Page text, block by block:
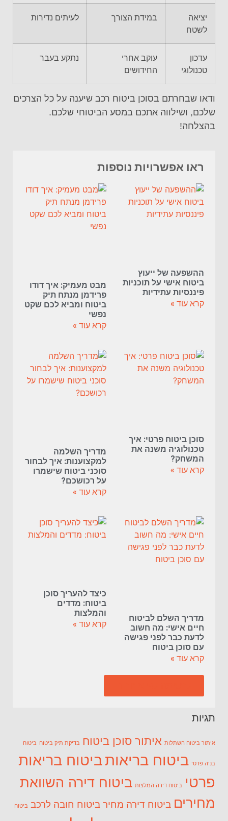
יציאה
לשטח
במידת הצורך לעיתים נדירות
עדכון
טכנולוגי
עוקב אחרי
החידושים
נתקע בעבר
ודאו שבחרתם בסוכן ביטוח רכב שיענה על כל הצרכים
שלכם, ושילווה אתכם במסע הביטוחי שלכם.
בהצלחה!
ראו אפשרויות נוספות
ההשפעה של ייעוץ
ביטוח אישי על תוכניות
פיננסיות עתידיות
קרא עוד »
מבט מעמיק: איך דודו
פרידמן מנתח תיק
ביטוח ומביא לכם שקט
נפשי
קרא עוד »
סוכן ביטוח פרטי: איך
טכנולוגיה משנה את
המשחק?
קרא עוד »
מדריך השלמה
למקצוענות: איך לבחור
סוכני ביטוח שישמרו
על רכושכם?
קרא עוד »
מדריך השלם לביטוח
חיים אישי: מה חשוב
לדעת כבר לפני פגישה
עם סוכן ביטוח
קרא עוד »
כיצד להעריך סוכן
ביטוח: מדדים
והמלצות
קרא עוד »
תגיות
איתור ביטוח השתלות איתור סוכן ביטוח בדיקת תיק ביטוח ביטוח
בניה פרטי ביטוח בריאותביטוח בריאות
פרטי ביטוח דירה המלצות ביטוח דירה השוואת
מחירים ביטוח דירה מחיר ביטוח חובה לרכב ביטוח